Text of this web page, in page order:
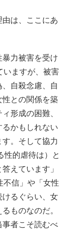
は、ここにあ
暴力被害を受け
いますが、被害
自殺念慮、自
との関係を築
形成の困難、
かもしれない
。そして協力
性的虐待は）と
えています」
不信」や「女性
けるぐらい、女
ものなのだ。
者こそ読むべ